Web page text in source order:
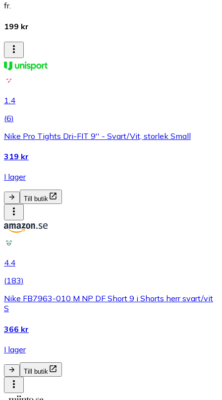
fr.
199 kr
1.4
(6)
Nike Pro Tights Dri-FIT 9'' - Svart/Vit, storlek Small
319 kr
I lager
Till butik
4.4
(183)
Nike FB7963-010 M NP DF Short 9 i Shorts herr svart/vit
S
366 kr
I lager
Till butik